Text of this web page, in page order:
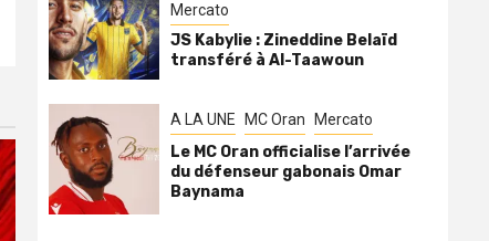
Mercato
JS Kabylie : Zineddine Belaïd
transféré à Al-Taawoun
A LA UNE MC Oran Mercato
Le MC Oran officialise l’arrivée
du défenseur gabonais Omar
Baynama